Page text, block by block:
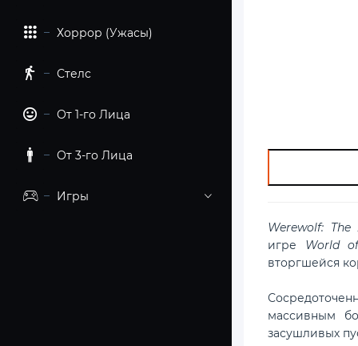
Хоррор (Ужасы)
Стелс
От 1-го Лица
От 3-го Лица
Игры
Werewolf:
игре World
вторгшейся
массивным
засушливых